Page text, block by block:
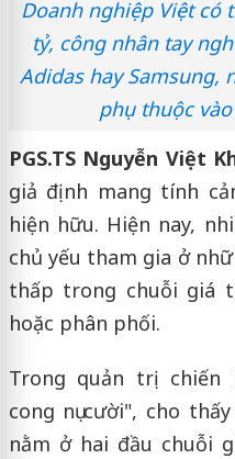
Doanh nghiệp Việt có
tỷ, công nhân tay
Adidas hay Samsung,
phụ thuộc
PGS.TS Nguyễn Việt
giả định mang tính
hiện hữu. Hiện nay,
chủ yếu tham gia ở
thấp trong chuỗi giá
hoặc phân phối.
Trong quản trị chiến
cong nụ cười", cho
nằm ở hai đầu chuỗi